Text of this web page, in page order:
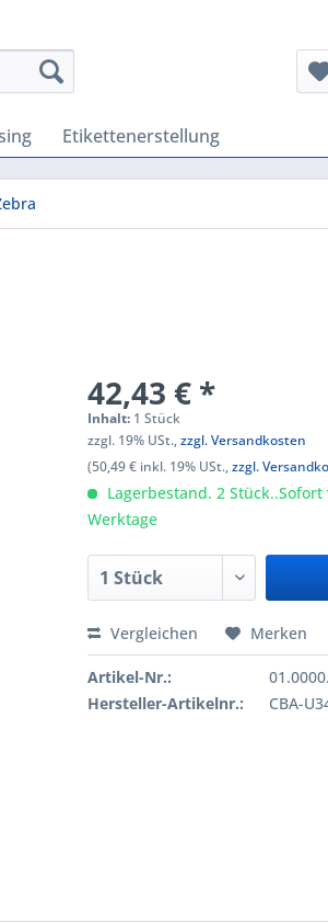
Etikettenerstellung
42,43 € *
Inhalt: 1 Stück
zzgl. 19% USt.,zzgl. Versandkosten
(50,49 € inkl. 19% USt.,zzgl.
Lagerbestand. 2
Werktage
Vergleichen Merken
Artikel-Nr.:
Hersteller-Artikelnr.:
CBA-